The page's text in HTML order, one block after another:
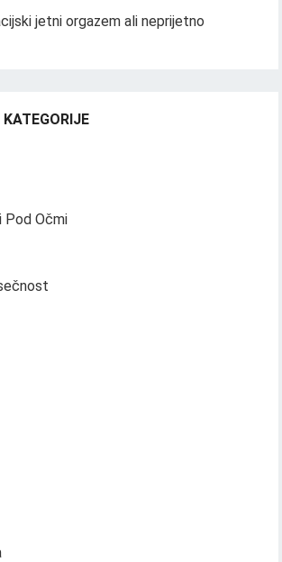
jetni orgazem ali neprijetno
Pod Očmi